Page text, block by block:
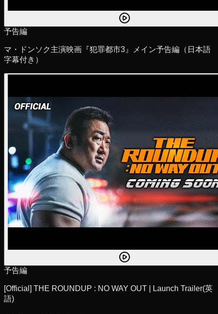
予告編
マ・ドンソク主演映画『犯罪都市3』メイン予告編（日本語
字幕付き）
予告編
[Official] THE ROUNDUP : NO WAY OUT | Launch Trailer(英
語)